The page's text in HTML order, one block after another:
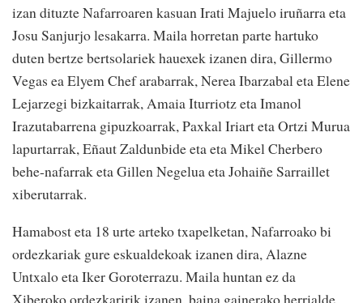
izan dituzte Nafarroaren kasuan Irati Majuelo iruñarra eta
Josu Sanjurjo lesakarra. Maila horretan parte hartuko
duten bertze bertsolariek hauexek izanen dira, Gillermo
Vegas ea Elyem Chef arabarrak, Nerea Ibarzabal eta Elene
Lejarzegi bizkaitarrak, Amaia Iturriotz eta Imanol
Irazutabarrena gipuzkoarrak, Paxkal Iriart eta Ortzi Murua
lapurtarrak, Eñaut Zaldunbide eta eta Mikel Cherbero
behe-nafarrak eta Gillen Negelua eta Johaiñe Sarraillet
xiberutarrak.
Hamabost eta 18 urte arteko txapelketan, Nafarroako bi
ordezkariak gure eskualdekoak izanen dira, Alazne
Untxalo eta Iker Goroterrazu. Maila huntan ez da
Xiberoko ordezkaririk izanen, baina gainerako herrialde